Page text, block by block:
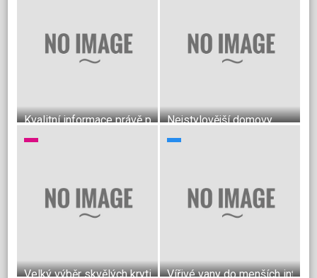
Kvalitní informace právě pro vásNejstylovější domovy
Velký výběr skvělých krytin do bytuVířivé vany do menších